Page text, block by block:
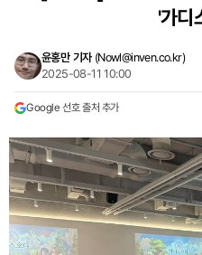
'가디
윤홍만 기자 (Nowl@inven.co.kr)
2025-08-11 10:00
Google 선호 출처 추가